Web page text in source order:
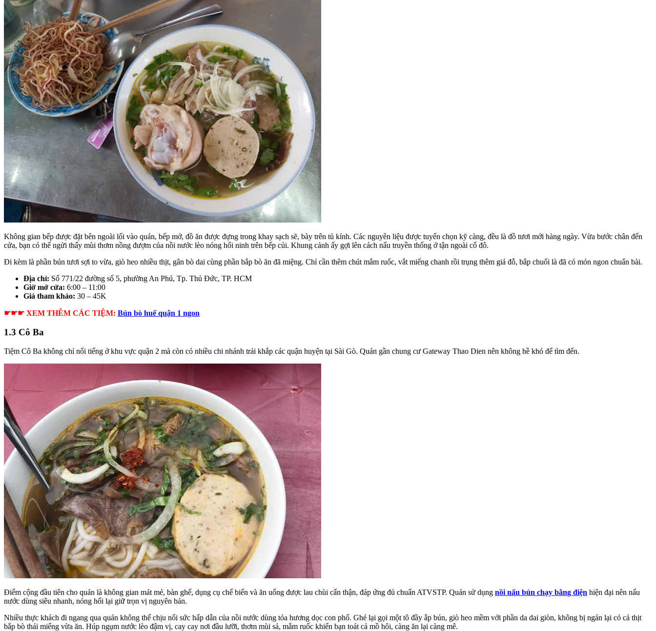
Không gian bếp được đặt bên ngoài lối vào quán, bếp mở, đồ ăn được đựng trong khay sạch sẽ, bày trên tủ kính. Các nguyên liệu được tuyển chọn kỹ càng, đều là đồ tươi mới hàng ngày. Vừa bước chân đến
cửa, bạn có thể ngửi thấy mùi thơm nồng đượm của nồi nước lèo nóng hổi ninh trên bếp củi. Khung cảnh ấy gợi lên cách nấu truyền thống ở tận ngoài cố đô.
Đi kèm là phần bún tươi sợi to vừa, giò heo nhiều thịt, gân bò dai cùng phần bắp bò ăn đã miệng. Chỉ cần thêm chút mắm ruốc, vắt miếng chanh rồi trụng thêm giá đỗ, bắp chuối là đã có món ngon chuẩn bài.
Địa chỉ: Số 771/22 đường số 5, phường An Phú, Tp. Thủ Đức, TP. HCM
Giờ mở cửa: 6:00 – 11:00
Giá tham khảo: 30 – 45K
☛☛☛ XEM THÊM CÁC TIỆM: Bún bò huế quận 1 ngon
1.3 Cô Ba
Tiệm Cô Ba không chỉ nổi tiếng ở khu vực quận 2 mà còn có nhiều chi nhánh trải khắp các quận huyện tại Sài Gò. Quán gần chung cư Gateway Thao Dien nên không hề khó để tìm đến.
Điểm cộng đầu tiên cho quán là không gian mát mẻ, bàn ghế, dụng cụ chế biến và ăn uống được lau chùi cẩn thận, đáp ứng đủ chuẩn ATVSTP. Quán sử dụng nồi nấu bún chạy bằng điện hiện đại nên nấu
nước dùng siêu nhanh, nóng hổi lại giữ trọn vị nguyên bản.
Nhiều thực khách đi ngang qua quán không thể chịu nổi sức hấp dẫn của nồi nước dùng tỏa hương dọc con phố. Ghé lại gọi một tô đầy ắp bún, giò heo mềm với phần da dai giòn, không bị ngán lại có cả thịt
bắp bò thái miếng vừa ăn. Húp ngụm nước lèo đậm vị, cay cay nơi đầu lưỡi, thơm mùi sả, mắm ruốc khiến bạn toát cả mồ hôi, càng ăn lại càng mê.